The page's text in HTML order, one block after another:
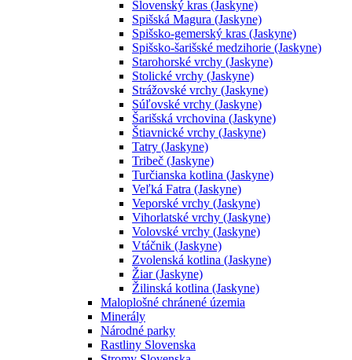
Slovenský kras (Jaskyne)
Spišská Magura (Jaskyne)
Spišsko-gemerský kras (Jaskyne)
Spišsko-šarišské medzihorie (Jaskyne)
Starohorské vrchy (Jaskyne)
Stolické vrchy (Jaskyne)
Strážovské vrchy (Jaskyne)
Súľovské vrchy (Jaskyne)
Šarišská vrchovina (Jaskyne)
Štiavnické vrchy (Jaskyne)
Tatry (Jaskyne)
Tribeč (Jaskyne)
Turčianska kotlina (Jaskyne)
Veľká Fatra (Jaskyne)
Veporské vrchy (Jaskyne)
Vihorlatské vrchy (Jaskyne)
Volovské vrchy (Jaskyne)
Vtáčnik (Jaskyne)
Zvolenská kotlina (Jaskyne)
Žiar (Jaskyne)
Žilinská kotlina (Jaskyne)
Maloplošné chránené územia
Minerály
Národné parky
Rastliny Slovenska